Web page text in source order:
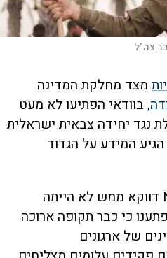
צה"ל
מצד מחלקת המדינה
, בוודאי הפתיעו לא מעט
נגד יחידה צבאית ישראלית
המידע על הגדוד
אצלנו בארגון NGO-Monitor דווקא ממש לא הייתה
כי כבר תקופה ארוכה
של ארגונים